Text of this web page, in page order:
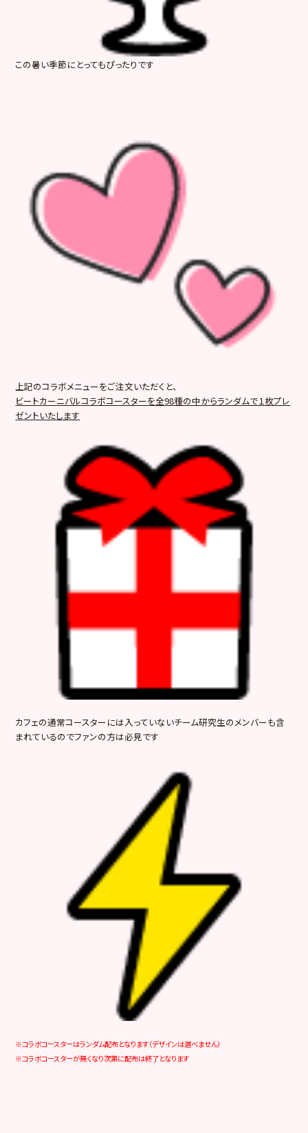
この暑い季節にとってもぴったりです
上記のコラボメニューをご注文いただくと、
ビートカーニバルコラボコースターを全98種の中からランダムで１枚プレ
ゼントいたします
カフェの通常コースターには入っていないチーム研究生のメンバーも含
まれているのでファンの方は必見です
※コラボコースターはランダム配布となります（デザインは選べません）
※コラボコースターが無くなり次第に配布は終了となります